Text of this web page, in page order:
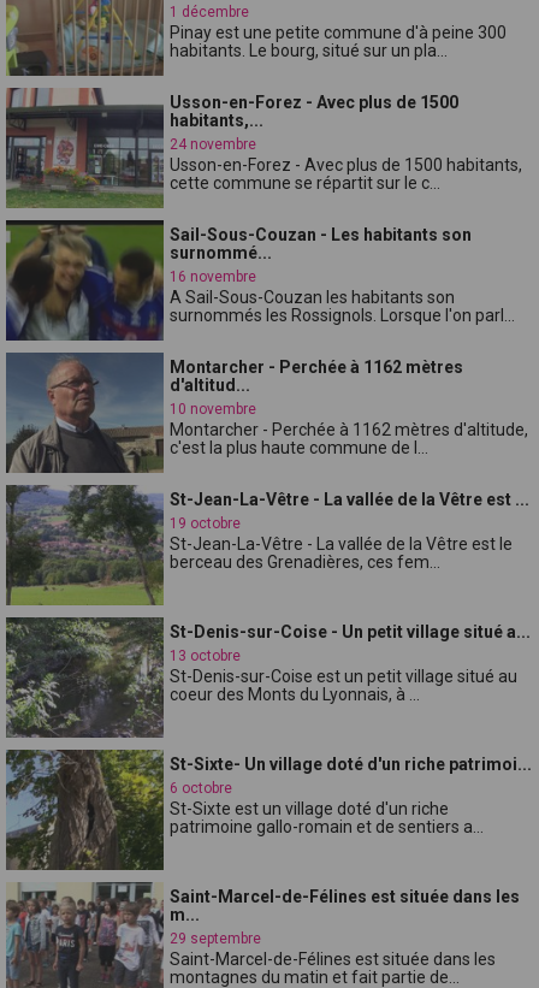
1 décembre
Pinay est une petite commune d'à peine 300
habitants. Le bourg, situé sur un pla...
Usson-en-Forez - Avec plus de 1500
habitants,...
24 novembre
Usson-en-Forez - Avec plus de 1500 habitants,
cette commune se répartit sur le c...
Sail-Sous-Couzan - Les habitants son
surnommé...
16 novembre
A Sail-Sous-Couzan les habitants son
surnommés les Rossignols. Lorsque l'on parl...
Montarcher - Perchée à 1162 mètres
d'altitud...
10 novembre
Montarcher - Perchée à 1162 mètres d'altitude,
c'est la plus haute commune de l...
St-Jean-La-Vêtre - La vallée de la Vêtre est ...
19 octobre
St-Jean-La-Vêtre - La vallée de la Vêtre est le
berceau des Grenadières, ces fem...
St-Denis-sur-Coise - Un petit village situé a...
13 octobre
St-Denis-sur-Coise est un petit village situé au
coeur des Monts du Lyonnais, à ...
St-Sixte- Un village doté d'un riche patrimoi...
6 octobre
St-Sixte est un village doté d'un riche
patrimoine gallo-romain et de sentiers a...
Saint-Marcel-de-Félines est située dans les
m...
29 septembre
Saint-Marcel-de-Félines est située dans les
montagnes du matin et fait partie de...